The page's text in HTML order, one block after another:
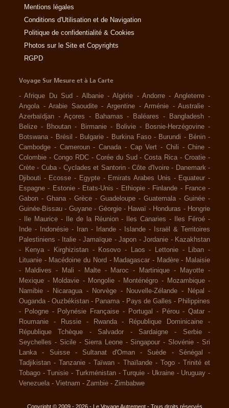
Mentions légales
Conditions d'Utilisation et de Navigation
Politique de confidentialité & Cookies
Photos sur le Site et Copyrights
RGPD
Voyage Sur Mesure et à La Carte
-Afrique Du Sud - Albanie -Algérie -Andorre - Angleterre -
Angola -Arabie Saoudite -Argentine -Arménie -Australie -
Azerbaïdjan - Açores - Bahamas - Baléares - Bangladesh -
Belize - Bhoutan - Birmanie - Bolivie - Bosnie-Herzégovine -
Botswana - Brésil - Bulgarie - Burkina Faso - Burundi - Bénin -
Cambodge - Cameroun - Canada - Cap Vert - Chili -Chine -
Colombie - Congo RDC - Corée du Sud -Costa Rica -Croatie -
Crète - Cuba - Cyclades et Santorin -Côte d'Ivoire - Danemark -
Djibouti - Ecosse - Egypte - Emirats Arabes Unis - Equateur -
Espagne - Estonie - Etats-Unis - Ethiopie - Finlande - France -
Gabon - Ghana - Grèce - Guadeloupe - Guatemala - Guinée -
Guinée-Bissau - Guyane - Géorgie - Hawaï - Honduras - Hongrie
-
Ile Maurice - Ile de la Réunion - Iles Canaries - Iles Féroé -
Inde - Indonésie - Iran - Irlande - Islande -
Israël & Territoires
Palestiniens - Italie - Jamaïque - Japon - Jordanie - Kazakhstan
-
Kenya - Kirghizistan - Kosovo - Laos - Lettonie - Liban -
Lituanie - Macédoine du Nord - Madagascar - Madère - Malaisie
-
Maldives - Mali - Malte - Maroc - Martinique - Mayotte -
Mexique - Moldavie - Mongolie - Monténégro - Mozambique -
Namibie - Nicaragua - Norvège - Nouvelle-Zélande - Népal
-
Ouganda -Ouzbékistan - Panama - Pays de Galles - Philippines
-
Pologne - Polynésie Française - Portugal - Pérou -Qatar -
Roumanie
- Russie - Rwanda - République Dominicaine
-
République Tchèque
- Salvador - Sardaigne - Serbie
-
Seychelles - Sicile - Sierra Leone - Singapour - Slovénie - Sri
Lanka
- Suisse - Sultanat d'Oman - Suède - Sénégal
-
Tadjikistan -Tanzanie -Taïwan - Thaïlande - Togo - Trinité et
Tobago -Tunisie - Turkménistan -Turquie - Ukraine - Uruguay -
Venezuela - Vietnam - Zambie - Zimbabwe
Copyright © 2009 - 2026 - Le Voyage Autrement - Tous droits réservés